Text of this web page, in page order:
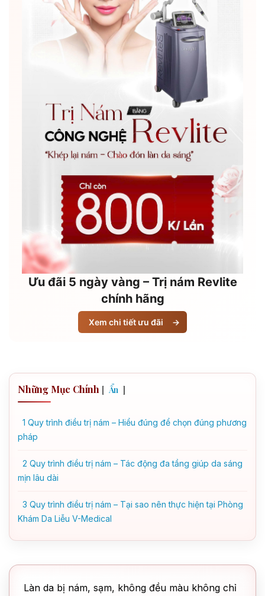
Ưu đãi 5 ngày vàng – Trị nám Revlite
chính hãng
Xem chi tiết ưu đãi →
Những Mục Chính [ Ẩn ]
1 Quy trình điều trị nám – Hiểu đúng để chọn đúng phương
pháp
2 Quy trình điều trị nám – Tác động đa tầng giúp da sáng
mịn lâu dài
3 Quy trình điều trị nám – Tại sao nên thực hiện tại Phòng
Khám Da Liễu V-Medical
Làn da bị nám, sạm, không đều màu không chỉ